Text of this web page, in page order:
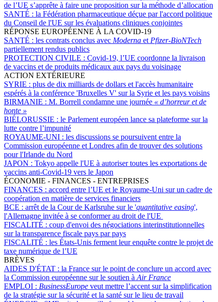
de l’UE s’apprête à faire une proposition sur la méthode d’allocation
SANTÉ : la Fédération pharmaceutique déçue par l'accord politique
du Conseil de l'UE sur les évaluations cliniques conjointes
RÉPONSE EUROPÉENNE À LA COVID-19
SANTÉ : les contrats conclus avec Moderna et Pfizer-BioNTech
partiellement rendus publics
PROTECTION CIVILE : Covid-19, l’UE coordonne la livraison
de vaccins et de produits médicaux aux pays du voisinage
ACTION EXTÉRIEURE
SYRIE : plus de dix milliards de dollars et l'accès humanitaire
espérés à la conférence 'Bruxelles V' sur la Syrie et les pays voisins
BIRMANIE : M. Borrell condamne une journée « d’horreur et de
honte »
BIÉLORUSSIE : le Parlement européen lance sa plateforme sur la
lutte contre l’impunité
ROYAUME-UNI : les discussions se poursuivent entre la
Commission européenne et Londres afin de trouver des solutions
pour l'Irlande du Nord
JAPON : Tokyo appelle l'UE à autoriser toutes les exportations de
vaccins anti-Covid-19 vers le Japon
ÉCONOMIE - FINANCES - ENTREPRISES
FINANCES : accord entre l’UE et le Royaume-Uni sur un cadre de
coopération en matière de services financiers
BCE : arrêt de la Cour de Karlsruhe sur le 'quantitative easing',
l'Allemagne invitée à se conformer au droit de l'UE
FISCALITÉ : coup d'envoi des négociations interinstitutionnelles
sur la transparence fiscale pays par pays
FISCALITÉ : les États-Unis ferment leur enquête contre le projet de
taxe numérique de l’UE
BRÈVES
AIDES D'ÉTAT : la France sur le point de conclure un accord avec
la Commission européenne sur le soutien à Air France
EMPLOI : BusinessEurope veut mettre l’accent sur la simplification
de la stratégie sur la sécurité et la santé sur le lieu de travail